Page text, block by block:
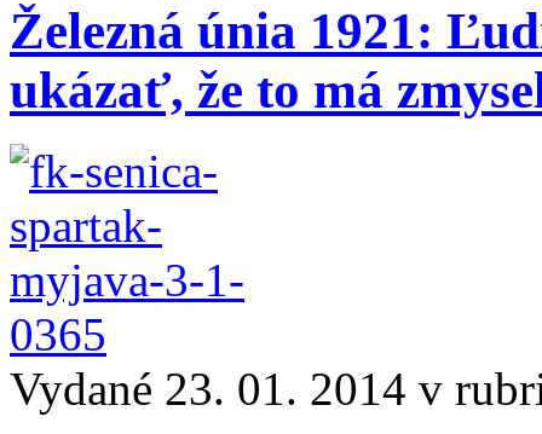
Železná únia 1921:
ukázať, že to má
Vydané 23. 01. 2014 v